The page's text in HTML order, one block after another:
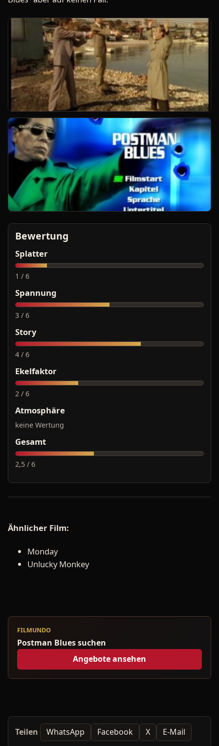
Bewertung
Splatter
1 / 6
Spannung
3 / 6
Story
4 / 6
Ekelfaktor
2 / 6
Atmosphäre
keine Wertung
Gesamt
2,5 / 6
Ähnlicher Film:
Monday
Unlucky Monkey
FILMUNDO
Postman Blues suchen
Angebote ansehen
Teilen WhatsApp Facebook X E-Mail